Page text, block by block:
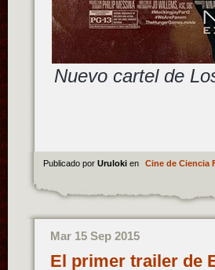
Nuevo cartel de
Publicado por Uruloki en Cine de Ciencia
Mar 15 Sep 2015
El primer trailer de